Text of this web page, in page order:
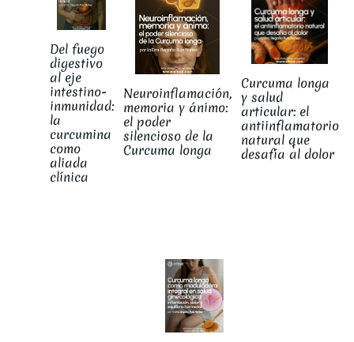
Del fuego
digestivo
al eje
intestino-
inmunidad:
la
curcumina
como
aliada
clínica
Neuroinflamación,
memoria y ánimo:
el poder
silencioso de la
Curcuma longa
Curcuma longa
y salud
articular: el
antiinflamatorio
natural que
desafía al dolor